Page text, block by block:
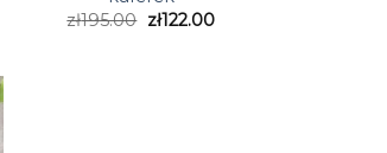
zł195.00 zł122.00